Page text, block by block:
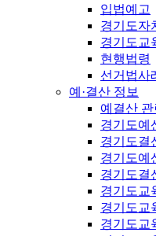
입법예고
경기도자
경기도교
현행법령
선거법사
예·결산 정보
예결산
경기도예
경기도결
경기도예
경기도결
경기도교
경기도교
경기도교